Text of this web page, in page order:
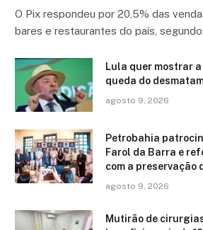
O Pix respondeu por 20,5% das
bares e restaurantes do país,
Lula quer mostrar
queda do
agosto 9, 2026
Petrobahia
Farol da Barra e
com a preservação
agosto 9, 2026
Mutirão de